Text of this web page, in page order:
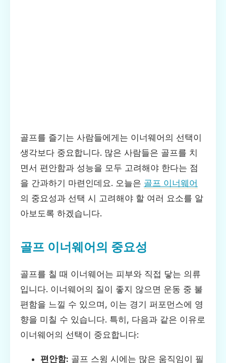
골프를 즐기는 사람들에게는 이너웨어의 선택이
생각보다 중요합니다. 많은 사람들은 골프를 치
면서 편안함과 성능을 모두 고려해야 한다는 점
을 간과하기 마련인데요. 오늘은 골프 이너웨어
의 중요성과 선택 시 고려해야 할 여러 요소를 알
아보도록 하겠습니다.
골프 이너웨어의 중요성
골프를 칠 때 이너웨어는 피부와 직접 닿는 의류
입니다. 이너웨어의 질이 좋지 않으면 운동 중 불
편함을 느낄 수 있으며, 이는 경기 퍼포먼스에 영
향을 미칠 수 있습니다. 특히, 다음과 같은 이유로
이너웨어의 선택이 중요합니다:
편안함: 골프 스윙 시에는 많은 움직임이 필